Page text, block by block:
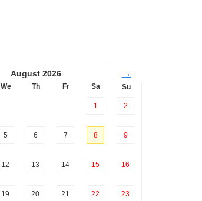
August 2026 →
We Th Fr Sa Su
1 2
5 6 7 8 9
12 13 14 15 16
19 20 21 22 23